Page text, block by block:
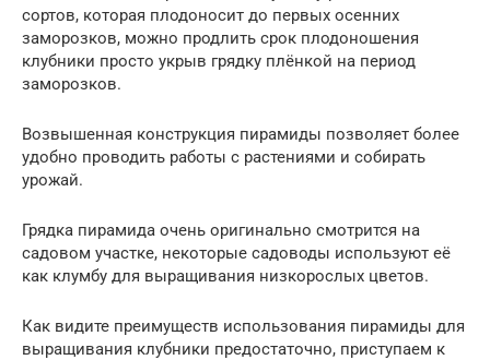
сортов, которая плодоносит до первых осенних
заморозков, можно продлить срок плодоношения
клубники просто укрыв грядку плёнкой на период
заморозков.
Возвышенная конструкция пирамиды позволяет более
удобно проводить работы с растениями и собирать
урожай.
Грядка пирамида очень оригинально смотрится на
садовом участке, некоторые садоводы используют её
как клумбу для выращивания низкорослых цветов.
Как видите преимуществ использования пирамиды для
выращивания клубники предостаточно, приступаем к